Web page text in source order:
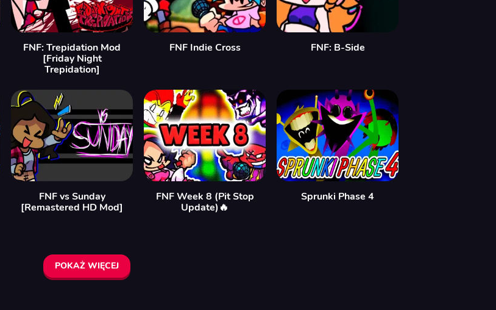
FNF: Trepidation Mod
[Friday Night
Trepidation]
FNF Indie Cross FNF: B-Side
FNF vs Sunday
[Remastered HD Mod]
FNF Week 8 (Pit Stop
Update)🔥
Sprunki Phase 4
POKAŻ WIĘCEJ